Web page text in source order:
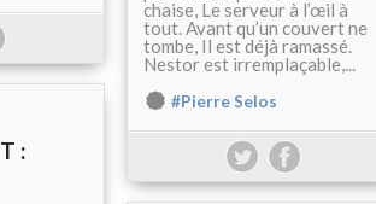
chaise, Le serveur à l’œil à
tout. Avant qu’un couvert ne
tombe, Il est déjà ramassé.
Nestor est irremplaçable,...
#Pierre Selos
: